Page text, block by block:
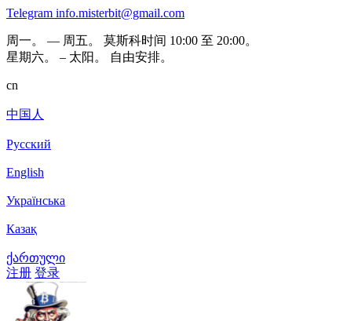
Telegram info.misterbit@gmail.com
周一。 — 周五。 莫斯科时间 10:00 至 20:00。
星期六。 – 太阳。 自由安排。
cn
中国人
Русский
English
Українська
Казақ
ქართული
注册 登录